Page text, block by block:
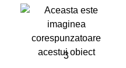
3